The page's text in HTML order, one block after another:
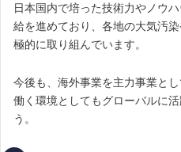
日本国内で培った技術力やノウ
給を進めており、各地の大気汚
極的に取り組んでいます。
今後も、海外事業を主力事業と
働く環境としてもグローバルに
う。